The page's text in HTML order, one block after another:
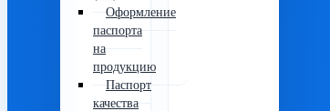
Оформление
паспорта
на
продукцию
Паспорт
качества